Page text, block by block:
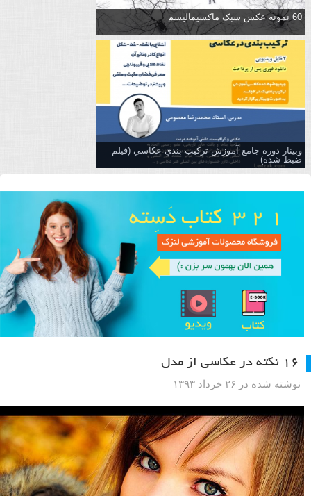
60 نمونه عکس سبک ماکسیمالیسم
وبینار دوره جامع آموزش تركيب بندي عكاسي (فیلم
ضبط شده)
۱۶ نکته در عکاسی از مدل
نوشته شده در ۲۶ خرداد ۱۳۹۳